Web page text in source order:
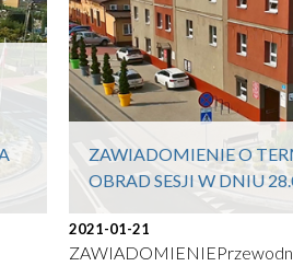
ZAWIADOMIENIE O
OBRAD SESJI W DNIU
2021-01-21